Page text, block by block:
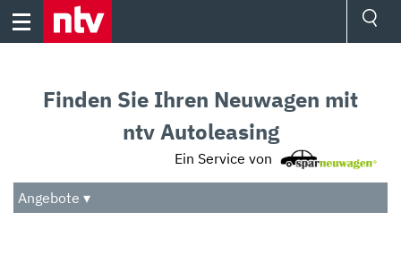
Skip
Audio
Das Beste
Finden Sie Ihren Neuwagen mit
ntv Autoleasing
Ein Service von
Angebote ▾